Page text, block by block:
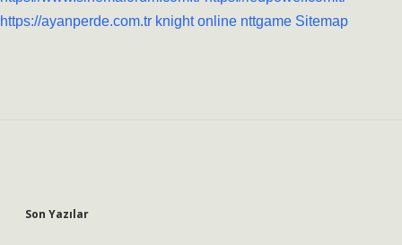
https://ayanperde.com.tr knight online nttgame Sitemap
Son Yazılar